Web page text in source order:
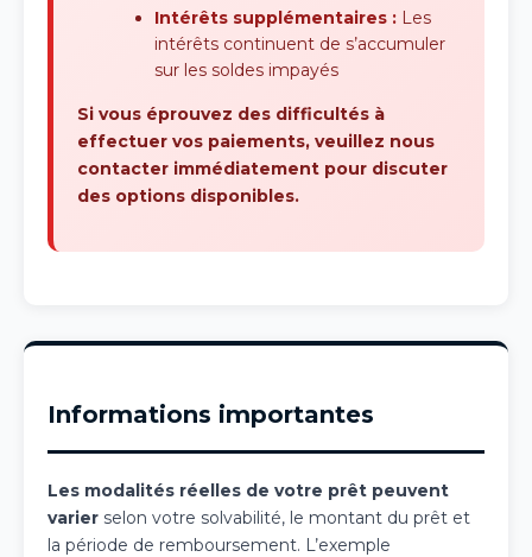
Intérêts supplémentaires : Les
intérêts continuent de s’accumuler
sur les soldes impayés
Si vous éprouvez des difficultés à
effectuer vos paiements, veuillez nous
contacter immédiatement pour discuter
des options disponibles.
Informations importantes
Les modalités réelles de votre prêt peuvent
varier selon votre solvabilité, le montant du prêt et
la période de remboursement. L’exemple